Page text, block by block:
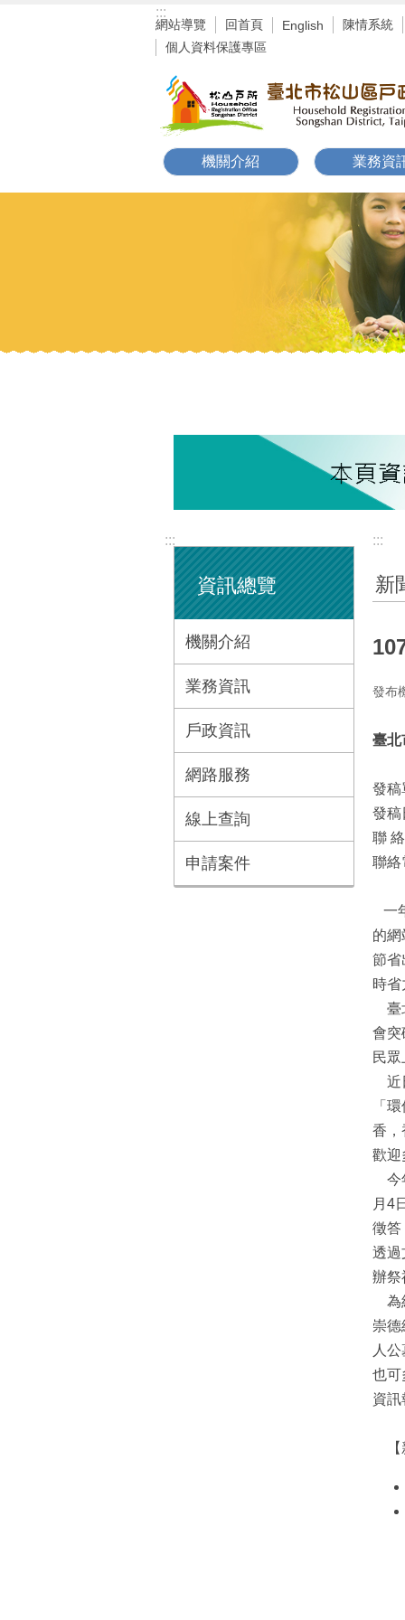
:::
網站導覽 回首頁 English 陳情系統
個人資料保護專區
機關介紹 業務資
:::
資訊總覽
機關介紹
業務資訊
戶政資訊
網路服務
線上查詢
申請案件
:::
新
發布
臺北
發稿
發稿
聯
聯絡
一
的
節省
時省
臺
會突
民
近
「
香，
歡迎
今
月4
徵答
透過
辦祭
為
崇
人
也可
資訊
【